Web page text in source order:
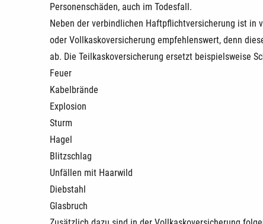
Personenschäden, auch im Todesfall.
Neben der verbindlichen Haftpflichtversicherung ist in
oder Vollkaskoversicherung empfehlenswert, denn
ab. Die Teilkaskoversicherung ersetzt beispielsweise
Feuer
Kabelbrände
Explosion
Sturm
Hagel
Blitzschlag
Unfällen mit Haarwild
Diebstahl
Glasbruch